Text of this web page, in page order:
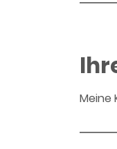
Meine